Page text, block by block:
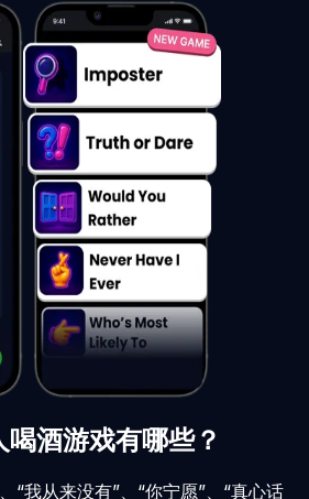
酒游戏有哪些？
“我从来没有”、“你宁愿”、“真心话